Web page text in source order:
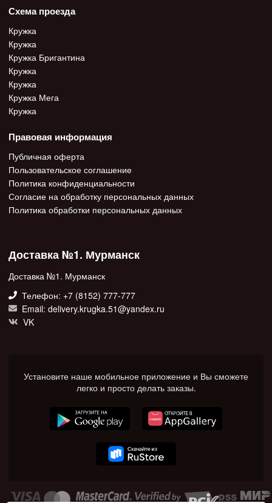
Схема проезда
Кружка
Кружка
Кружка Бригантина
Кружка
Кружка
Кружка Мега
Кружка
Правовая информация
Публичная оферта
Пользовательское соглашение
Политика конфиденциальности
Согласие на обработку персональных данных
Политика обработки персональных данных
Доставка №1. Мурманск
Доставка №1. Мурманск
Телефон: +7 (8152) 777-777
Email: delivery.krugka.51@yandex.ru
VK
Установите наше мобильное приложение и Вы сможете
легко и просто делать заказы.